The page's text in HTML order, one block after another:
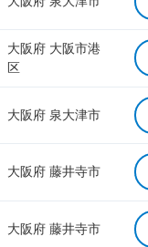
大阪府 大阪市港
区
大阪府 泉大津市
大阪府 藤井寺市
大阪府 藤井寺市